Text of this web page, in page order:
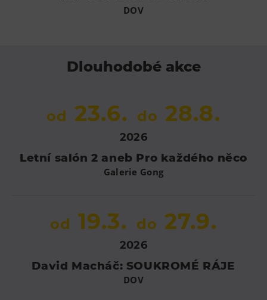
Pro školy
Výjezdní akce
DOV
Dlouhodobé akce
od 23.6. do 28.8.
2026
Letní salón 2 aneb Pro každého něco
Galerie Gong
od 19.3. do 27.9.
2026
David Macháč: SOUKROMÉ RÁJE
DOV